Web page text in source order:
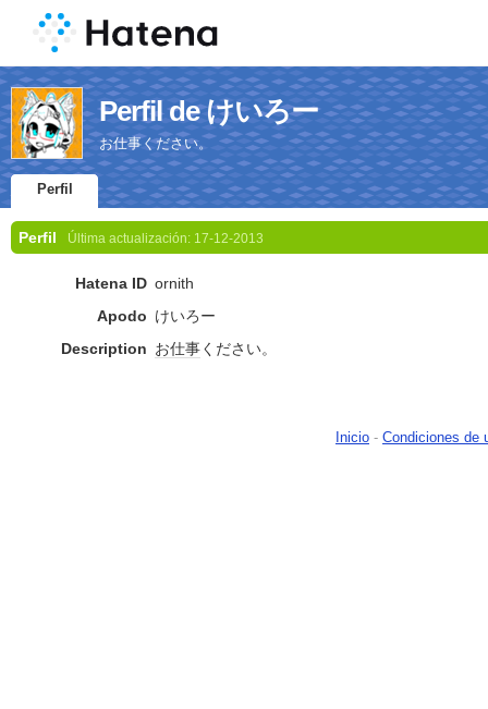
Perfil de けいろー
お仕事ください。
Perfil
Perfil Última actualización: 17-12-2013
Hatena ID ornith
Apodo けいろー
Description お仕事ください。
Inicio - Condiciones de